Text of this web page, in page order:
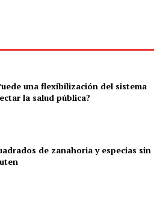
una flexibilización del sistema
la salud pública?
de zanahoria y especias sin